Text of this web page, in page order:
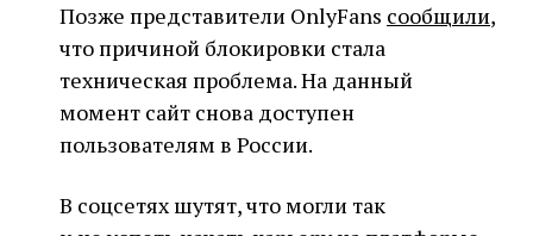
Позже представители OnlyFans сообщили,
что причиной блокировки стала
техническая проблема. На данный
момент сайт снова доступен
пользователям в России.
В соцсетях шутят, что могли так